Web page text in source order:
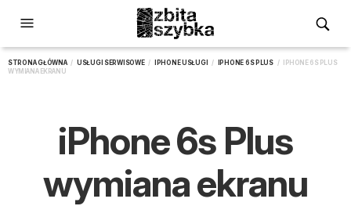
STRONA GŁÓWNA/ USŁUGI SERWISOWE/ IPHONE USŁUGI / IPHONE 6S PLUS/ IPHONE 6S PLUS
WYMIANA EKRANU
iPhone 6s Plus
wymiana ekranu